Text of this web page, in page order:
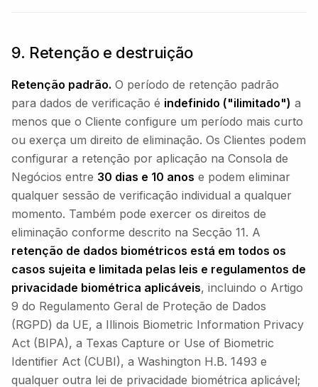
9. Retenção e destruição
Retenção padrão. O período de retenção padrão
para dados de verificação é indefinido ("ilimitado") a
menos que o Cliente configure um período mais curto
ou exerça um direito de eliminação. Os Clientes podem
configurar a retenção por aplicação na Consola de
Negócios entre 30 dias e 10 anos e podem eliminar
qualquer sessão de verificação individual a qualquer
momento. Também pode exercer os direitos de
eliminação conforme descrito na Secção 11. A
retenção de dados biométricos está em todos os
casos sujeita e limitada pelas leis e regulamentos de
privacidade biométrica aplicáveis, incluindo o Artigo
9 do Regulamento Geral de Proteção de Dados
(RGPD) da UE, a Illinois Biometric Information Privacy
Act (BIPA), a Texas Capture or Use of Biometric
Identifier Act (CUBI), a Washington H.B. 1493 e
qualquer outra lei de privacidade biométrica aplicável;